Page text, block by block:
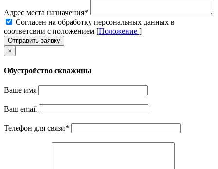
Адрес места назначения*
Cогласен на обработку персональных данных в
соответсвии с положением [Положение ]
Отправить заявку
×
Обустройство скважины
Ваше имя
Ваш email
Телефон для связи*